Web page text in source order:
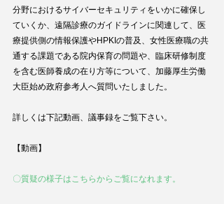
分野におけるサイバーセキュリティをいかに確保し
ていくか、遠隔診療のガイドラインに関連して、医
療提供側の情報保護やHPKIの普及、女性医療職の共
通する課題である院内保育の問題や、臨床研修制度
を含む医師養成の在り方等について、加藤厚生労働
大臣始め政府参考人へ質問いたしました。
詳しくは下記動画、議事録をご覧下さい。
【動画】
〇質疑の様子はこちらからご覧になれます。